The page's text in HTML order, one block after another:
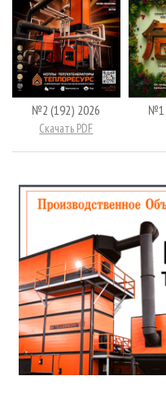
№2 (192) 2026
Скачать PDF
№1